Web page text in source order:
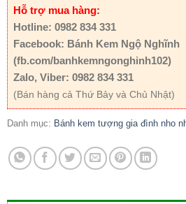
Hỗ trợ mua hàng:
Hotline: 0982 834 331
Facebook: Bánh Kem Ngộ Nghĩnh
(fb.com/banhkemngonghinh102)
Zalo, Viber: 0982 834 331
(Bán hàng cả Thứ Bảy và Chủ Nhật)
Danh mục: Bánh kem tượng gia đình nho